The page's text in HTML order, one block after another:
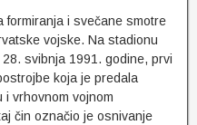
formiranja i svečane smotre
vojske. Na stadionu
svibnja 1991. godine, prvi
koja je predala
vrhovnom vojnom
čin označio je osnivanje